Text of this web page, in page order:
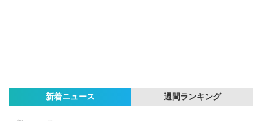
新着ニュース 週間ランキング